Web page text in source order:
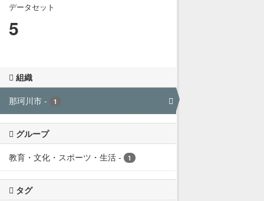
データセット
5
組織
那珂川市 - 1
グループ
教育・文化・スポーツ・生活 - 1
タグ